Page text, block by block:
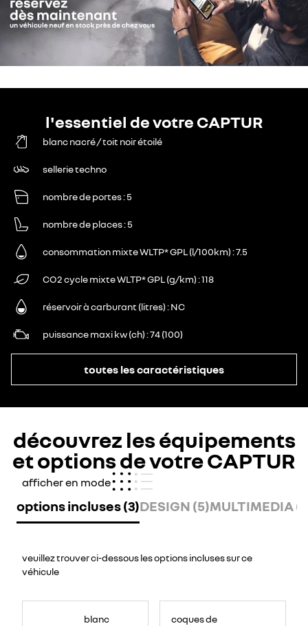
l'essentiel de votre CAPTUR
blanc nacré / toit noir étoilé
sellerie techno
nombre de portes 5
nombre de places 5
consommation mixte WLTP* GPL (l/100km) 7.5
CO2 cycle mixte WLTP* GPL (g/km) 118
réservoir à carburant (litres) NC
puissance maxi kw (ch) 74 (100)
toutes les caractéristiques
découvrez les équipements
et options de votre CAPTUR
afficher en mode
options incluses (3)DESIGN (5)MULTIMEDIA
veuillez trouver ci-dessous les options incluses sur ce
véhicule
blanc
coques de